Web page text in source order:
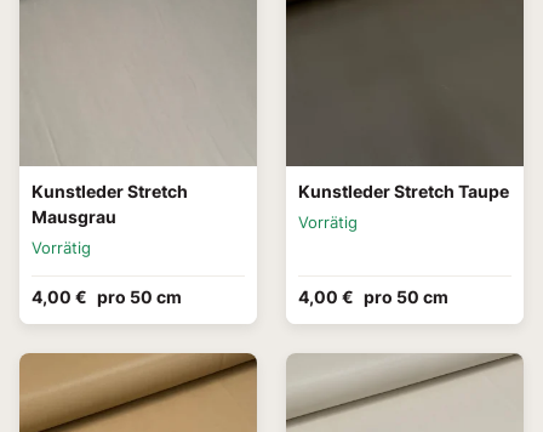
Kunstleder Stretch
Mausgrau
Vorrätig
4,00 € pro 50 cm
Kunstleder Stretch Taupe
Vorrätig
4,00 € pro 50 cm